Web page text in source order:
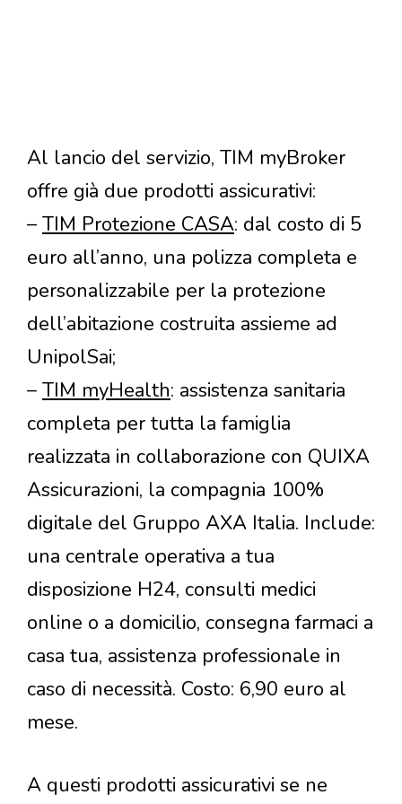
Al lancio del servizio, TIM myBroker
offre già due prodotti assicurativi:
– TIM Protezione CASA: dal costo di 5
euro all’anno, una polizza completa e
personalizzabile per la protezione
dell’abitazione costruita assieme ad
UnipolSai;
– TIM myHealth: assistenza sanitaria
completa per tutta la famiglia
realizzata in collaborazione con QUIXA
Assicurazioni, la compagnia 100%
digitale del Gruppo AXA Italia. Include:
una centrale operativa a tua
disposizione H24, consulti medici
online o a domicilio, consegna farmaci a
casa tua, assistenza professionale in
caso di necessità. Costo: 6,90 euro al
mese.
A questi prodotti assicurativi se ne